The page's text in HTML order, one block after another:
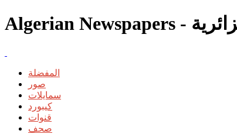
المفضلة
صور
سمايلات
كيبورد
قنوات
صحف